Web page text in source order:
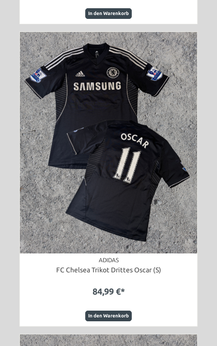
In den Warenkorb
ADIDAS
FC Chelsea Trikot Drittes Oscar (S)
84,99 €*
In den Warenkorb